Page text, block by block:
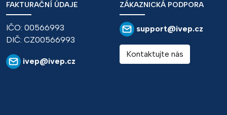
FAKTURAČNÍ ÚDAJE
IČO: 00566993
DIČ: CZ00566993
ivep@ivep.cz
ZÁKAZNICKÁ PODPORA
support@ivep.cz
Kontaktujte nás